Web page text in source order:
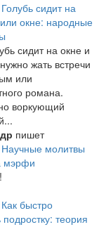
Голубь сидит на
окне: народные
сидит на окне и
жать встречи
или
романа.
воркующий
пишет
Научные молитвы
мэрфи
Как быстро
подростку: теория